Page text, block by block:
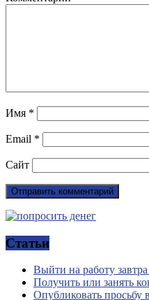
Имя *
Email *
Сайт
Статьи
Выйти на работу
Получить или занять
Опубликовать просьбу